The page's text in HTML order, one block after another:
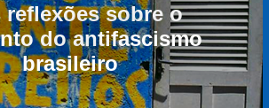
reflexões sobre o
do antifascismo
brasileiro